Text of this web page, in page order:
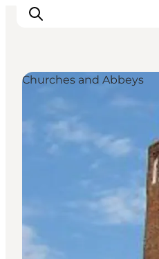
Inspiratie
Bestemmingen
Wat te doen
Accommodaties
Churches and Abbeys